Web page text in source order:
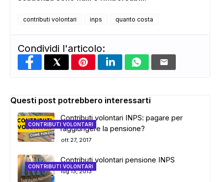
contributi volontari inps quanto costa
Condividi l'articolo:
Questi post potrebbero interessarti
CONTRIBUTI VOLONTARI
Contributi volontari INPS: pagare per
raggiungere la pensione?
ott 27, 2017
CONTRIBUTI VOLONTARI
Contributi volontari pensione INPS
lug 13, 2013